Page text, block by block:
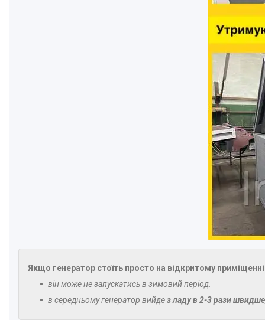
Якщо генератор стоїть просто на відкритому
він може не запускатись в зимовий період.
в середньому генератор вийдезладу в 2-3 рази швидше